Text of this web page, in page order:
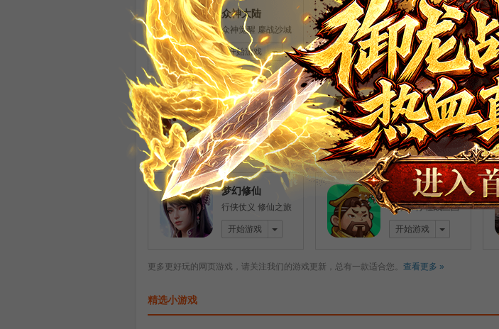
众神大陆
众神觉醒 鏖战沙城
开始游戏
智谋三国志
一枚游戏币，梦回街
机厅
开始游戏
梦幻飞仙
Q版修仙 经典回合
开始游戏
英雄远征
不是英雄 不玩远征
开始游戏
梦幻修仙
行侠仗义 修仙之旅
开始游戏
村长征战团
欢乐乡村 征战三国
开始游戏
更多更好玩的网页游戏，请关注我们的游戏更新，总有一款适合您。 查看更多 »
精选小游戏